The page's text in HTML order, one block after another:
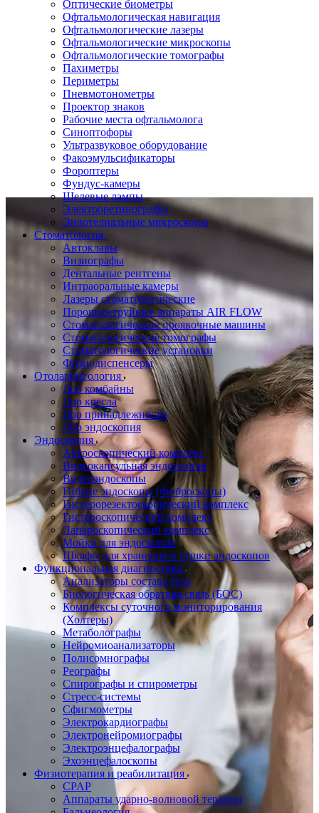
Оптические биометры
Офтальмологическая навигация
Офтальмологические лазеры
Офтальмологические микроскопы
Офтальмологические томографы
Пахиметры
Периметры
Пневмотонометры
Проектор знаков
Рабочие места офтальмолога
Синоптофоры
Ультразвуковое оборудование
Факоэмульсификаторы
Фороптеры
Фундус-камеры
Щелевые лампы
Электроретинографы
Эндотелиальные микроскопы
Стоматология
Автоклавы
Визиографы
Дентальные рентгены
Интраоральные камеры
Лазеры стоматологические
Порошкоструйные аппараты AIR FLOW
Стоматологические проявочные машины
Стоматологические томографы
Стоматологические установки
Физиодиспенсеры
Отоларингология
Лор комбайны
Лор кресла
Лор принадлежности
Лор эндоскопия
Эндоскопия
Артроскопический комплекс
Видеокапсульная эндоскопия
Видеоэндоскопы
Гибкие эндоскопы (Фиброcкопы)
Гистерорезектоскопический комплекс
Гистероскопический комплекс
Лапароскопический комплекс
Мойки для эндоскопов
Шкафы для хранения и сушки эндоскопов
Функциональная диагностика
Анализаторы состава тела
Биологическая обратная связь (БОС)
Комплексы суточного мониторирования
(Холтеры)
Метаболографы
Нейромиоанализаторы
Полисомнографы
Реографы
Спирографы и спирометры
Стресс-системы
Сфигмометры
Электрокардиографы
Электронейромиографы
Электроэнцефалографы
Эхоэнцефалоскопы
Физиотерапия и реабилитация
CPAP
Аппараты ударно-волновой терапии